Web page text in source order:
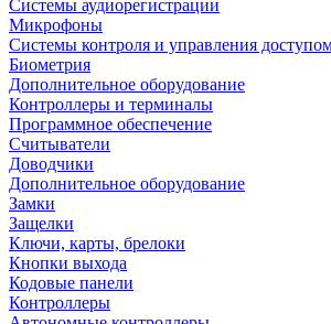
Системы аудиорегистрации
Микрофоны
Системы контроля и управления
Биометрия
Дополнительное оборудование
Контроллеры и терминалы
Программное обеспечение
Считыватели
Доводчики
Дополнительное оборудование
Замки
Защелки
Ключи, карты, брелоки
Кнопки выхода
Кодовые панели
Контроллеры